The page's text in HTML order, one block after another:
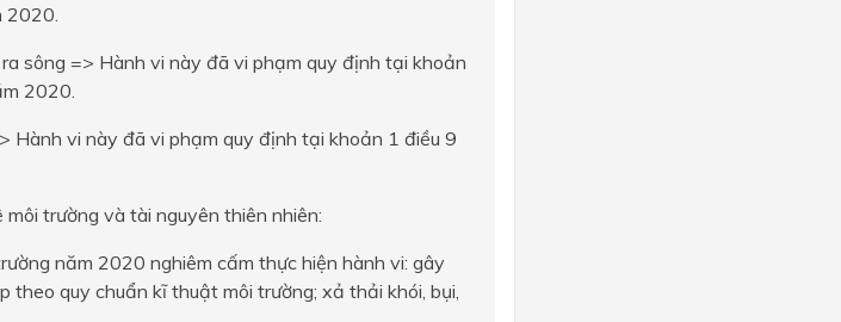
2020.
sông => Hành vi này đã vi phạm quy định tại khoản
2020.
Hành vi này đã vi phạm quy định tại khoản 1 điều 9
trường và tài nguyên thiên nhiên:
năm 2020 nghiêm cấm thực hiện hành vi: gây
theo quy chuẩn kĩ thuật môi trường; xả thải khói, bụi,